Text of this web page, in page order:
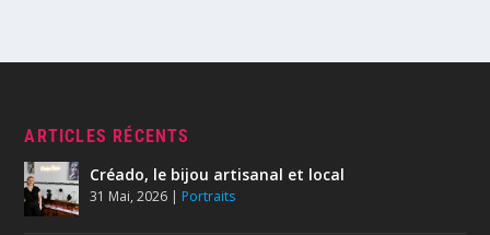
ARTICLES RÉCENTS
Créado, le bijou artisanal et local
31 Mai, 2026 | Portraits